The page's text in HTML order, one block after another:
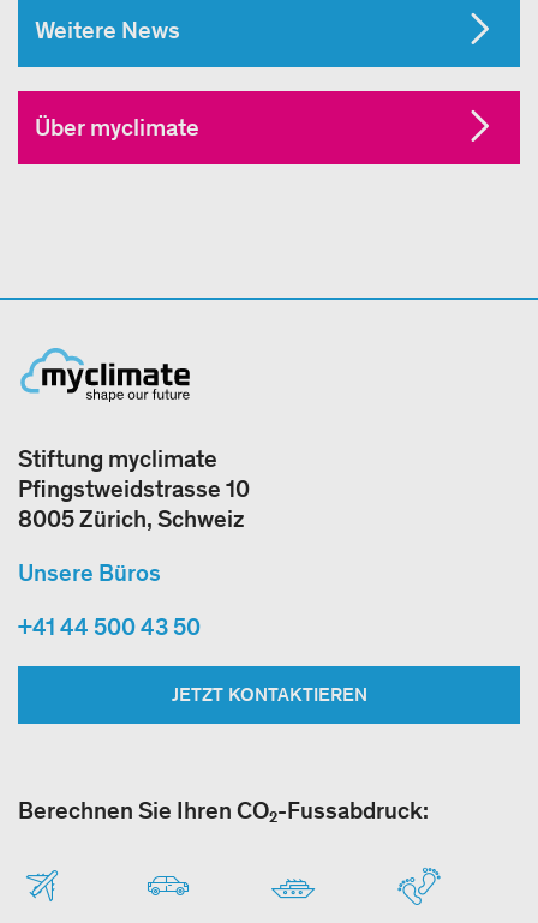
Weitere News
Über myclimate
Stiftung myclimate
Pfingstweidstrasse 10
8005 Zürich, Schweiz
Unsere Büros
+41 44 500 43 50
JETZT KONTAKTIEREN
Berechnen Sie Ihren CO₂-Fussabdruck: